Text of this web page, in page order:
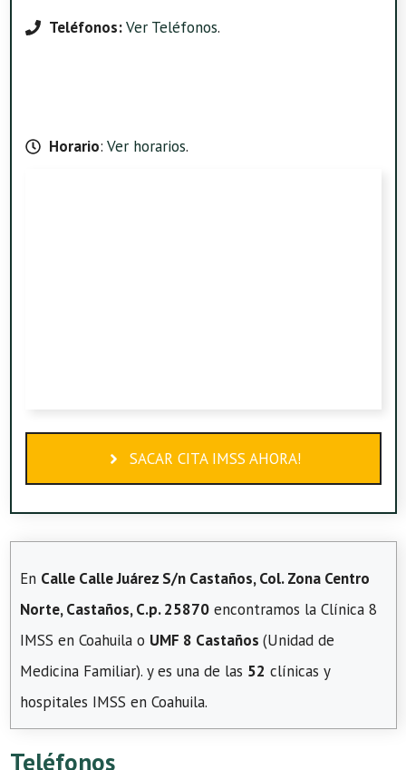
Teléfonos:Ver Teléfonos.
Horario: Ver horarios.
SACAR CITA IMSS AHORA!
En Calle Calle Juárez S/n Castaños, Col. Zona Centro
Norte, Castaños, C.p. 25870 encontramos la Clínica 8
IMSS en Coahuila o UMF 8 Castaños (Unidad de
Medicina Familiar). y es una de las 52 clínicas y
hospitales IMSS en Coahuila.
Teléfonos